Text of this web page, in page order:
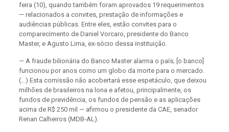
feira (10), quando também foram aprovados 19 requerimentos
— relacionados a convites, prestação de informações e
audiências públicas. Entre eles, estão convites para o
comparecimento de Daniel Vorcaro, presidente do Banco
Master, e Agusto Lima, ex-sócio dessa instituição.
— A fraude bilionária do Banco Master alarma o país; [o banco]
funcionou por anos como um globo da morte para o mercado.
(…) Esta comissão não acobertará esse espetáculo, que deixou
milhões de brasileiros na lona e afetou, principalmente, os
fundos de previdência, os fundos de pensão e as aplicações
acima de R$ 250 mil — afirmou o presidente da CAE, senador
Renan Calheiros (MDB-AL).